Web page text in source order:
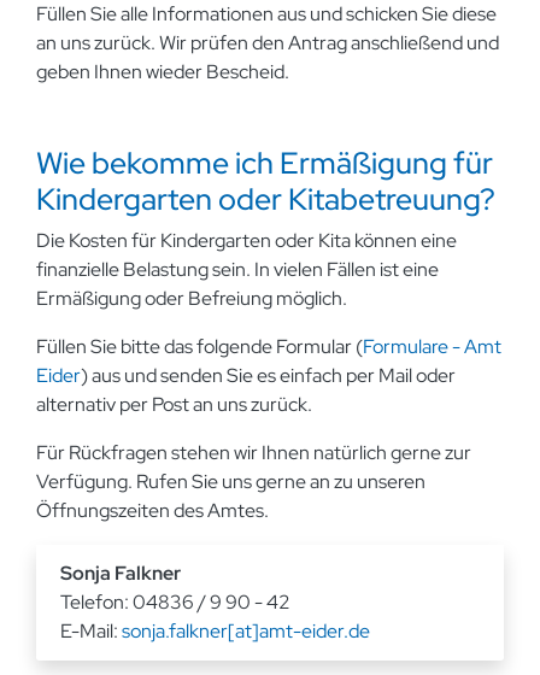
Füllen Sie alle Informationen aus und schicken Sie diese
an uns zurück. Wir prüfen den Antrag anschließend und
geben Ihnen wieder Bescheid.
Wie bekomme ich Ermäßigung für
Kindergarten oder Kitabetreuung?
Die Kosten für Kindergarten oder Kita können eine
finanzielle Belastung sein. In vielen Fällen ist eine
Ermäßigung oder Befreiung möglich.
Füllen Sie bitte das folgende Formular (Formulare - Amt
Eider) aus und senden Sie es einfach per Mail oder
alternativ per Post an uns zurück.
Für Rückfragen stehen wir Ihnen natürlich gerne zur
Verfügung. Rufen Sie uns gerne an zu unseren
Öffnungszeiten des Amtes.
Sonja Falkner
Telefon: 04836 / 9 90 - 42
E-Mail:sonja.falkner[at]amt-eider.de